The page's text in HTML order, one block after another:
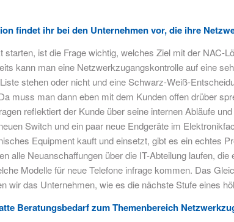
findet ihr bei den Unternehmen vor, die ihre
starten, ist die Frage wichtig, welches Ziel mit der
kann man eine Netzwerkzugangskontrolle auf eine
stehen oder nicht und eine Schwarz-Weiß-
muss man dann eben mit dem Kunden offen drüber
reflektiert der Kunde über seine internen Abläufe
Switch und ein paar neue Endgeräte im
Equipment kauft und einsetzt, gibt es ein echtes
alle Neuanschaffungen über die IT-Abteilung laufen,
Modelle für neue Telefone infrage kommen. Das
wir das Unternehmen, wie es die nächste Stufe eines
Beratungsbedarf zum Themenbereich